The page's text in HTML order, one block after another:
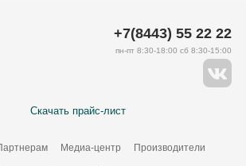
Скачать прайс-лист
Медиа-центр Производители
+7(8443) 55 22 22
пн-пт 8:30-18:00 сб 8:30-15:00